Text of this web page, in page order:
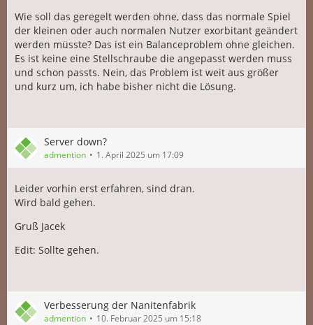
Wie soll das geregelt werden ohne, dass das normale Spiel
der kleinen oder auch normalen Nutzer exorbitant geändert
werden müsste? Das ist ein Balanceproblem ohne gleichen.
Es ist keine eine Stellschraube die angepasst werden muss
und schon passts. Nein, das Problem ist weit aus größer
und kurz um, ich habe bisher nicht die Lösung.
Server down?
admention 1. April 2025 um 17:09
Leider vorhin erst erfahren, sind dran.
Wird bald gehen.
Gruß Jacek
Edit: Sollte gehen.
Verbesserung der Nanitenfabrik
admention 10. Februar 2025 um 15:18